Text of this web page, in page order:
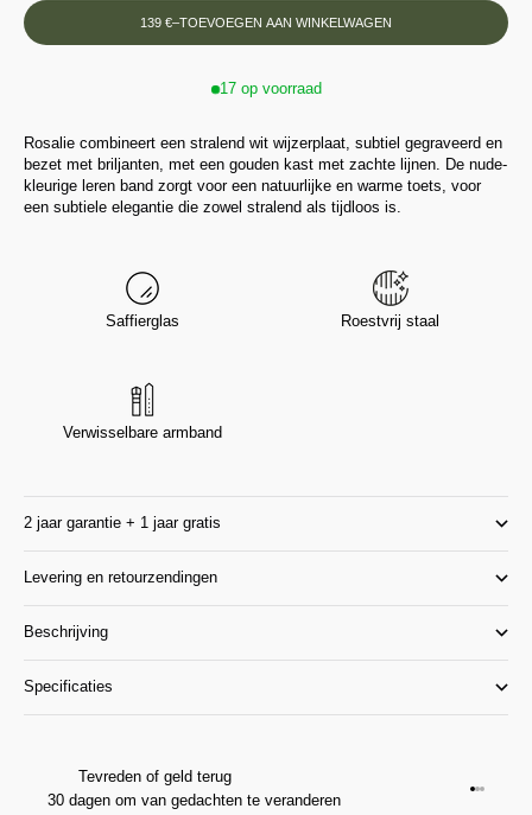
139 €–TOEVOEGEN AAN WINKELWAGEN
17 op voorraad
Rosalie combineert een stralend wit wijzerplaat, subtiel gegraveerd en
bezet met briljanten, met een gouden kast met zachte lijnen. De nude-
kleurige leren band zorgt voor een natuurlijke en warme toets, voor
een subtiele elegantie die zowel stralend als tijdloos is.
Saffierglas Roestvrij staal
Verwisselbare armband
2 jaar garantie + 1 jaar gratis
Levering en retourzendingen
Beschrijving
Specificaties
Tevreden of geld terug
30 dagen om van gedachten te veranderen
Ga naar
Ga
Ga